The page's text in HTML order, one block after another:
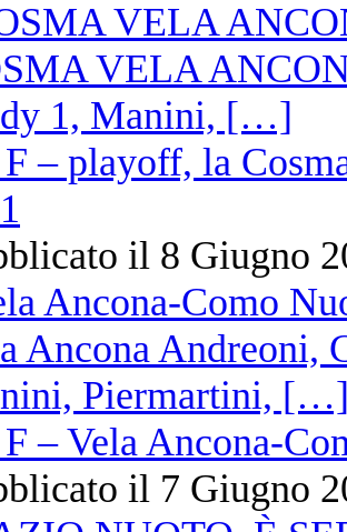
– playoff, la
il 8 Giugno
– Vela Ancona-
il 7 Giugno